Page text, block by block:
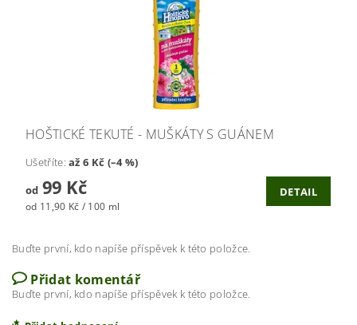
HOŠTICKÉ TEKUTÉ - MUŠKÁTY S GUÁNEM
Ušetříte:až 6 Kč (–4 %)
od99 Kč
od 11,90 Kč / 100 ml
DETAIL
Buďte první, kdo napíše příspěvek k této položce.
Přidat komentář
Buďte první, kdo napíše příspěvek k této položce.